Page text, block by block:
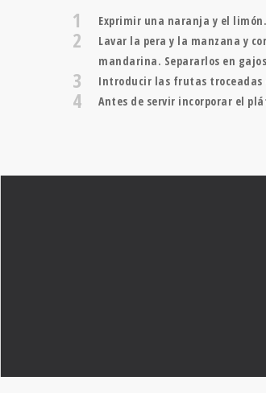
1 Exprimir una naranja y el
2
Lavar la pera y la manzana y
mandarina. Separarlos en
3 Introducir las frutas troceadas
4 Antes de servir incorporar el
JOHANN SEBASTIAN BACH, 28